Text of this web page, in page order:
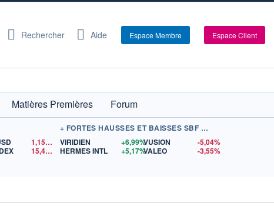
Rechercher Aide Espace Membre Espace Client
Matières Premières
Forum
1,1520
$US
15,40$US
+ FORTES HAUSSES ET BAISSES SBF 120
VIRIDIEN
+6,99%
HERMES INTL
+5,17%
VUSION
-5,04%
VALEO
-3,55%